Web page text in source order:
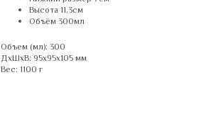
Высота 11,3см
Объём 300мл
Объем (мл): 300
ДxШxВ: 95x95x105 мм
Вес: 1100 г